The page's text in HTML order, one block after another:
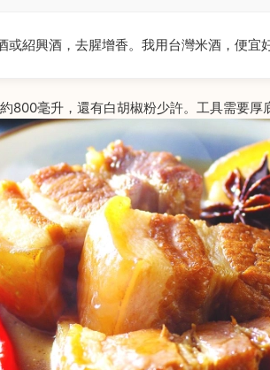
或紹興酒，去腥增香。我用台灣米酒，便宜
800毫升，還有白胡椒粉少許。工具需要